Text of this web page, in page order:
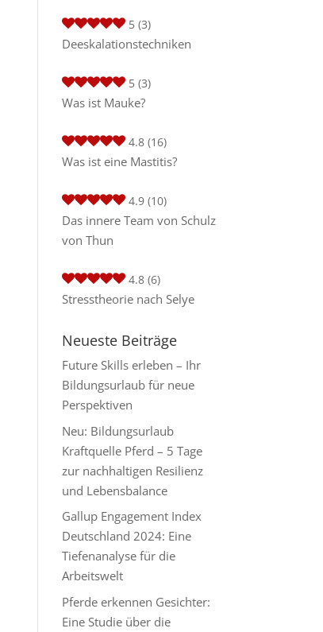
5 (3)
Deeskalationstechniken
5 (3)
Was ist Mauke?
4.8 (16)
Was ist eine Mastitis?
4.9 (10)
Das innere Team von Schulz
von Thun
4.8 (6)
Stresstheorie nach Selye
Neueste Beiträge
Future Skills erleben – Ihr
Bildungsurlaub für neue
Perspektiven
Neu: Bildungsurlaub
Kraftquelle Pferd – 5 Tage
zur nachhaltigen Resilienz
und Lebensbalance
Gallup Engagement Index
Deutschland 2024: Eine
Tiefenanalyse für die
Arbeitswelt
Pferde erkennen Gesichter:
Eine Studie über die